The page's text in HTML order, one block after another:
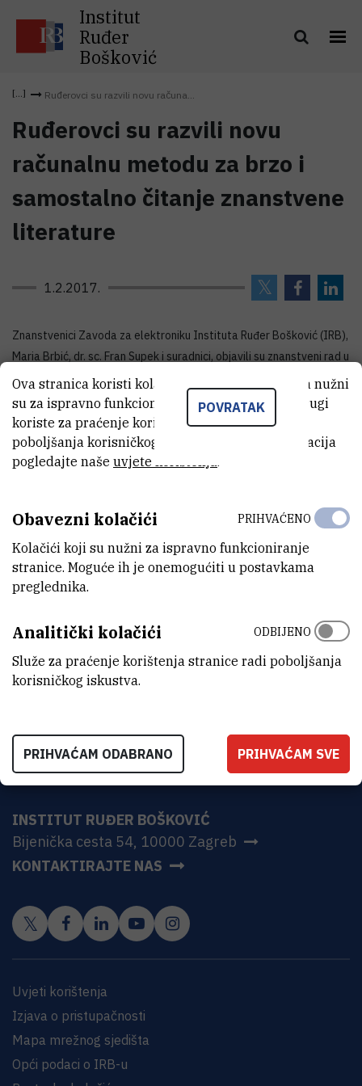
Institut
Ruđer
Bošković
Ruđerovci su razvili novu računa...
Ruđerovci su razvili novu
računalnu metodu za brzo i
samostalno čitanje znanstvene
literature
1.2.2017.
Znanstvenici Zavoda za elektroniku Instituta Ruđer Bošković (IRB),
Maria Brbić, dr. sc. Fran Supek i suradnici, objavili su znanstveni rad u
kojem su opisali tehnologije umjetne inteligencije koje samostalno
‘čitaju’ znanstvenu literaturu iz područja mikrobiologije. Rad je
objavljen u uglednom časopisu Nucleic Acids Research. Riječ je o
časopisu koji spada među šest posto najboljih časopisa u kategoriji,
a koji pruža informacije o najnovijim dostignućima u molekularnoj
PRIOPCENJE-Rudjerovci-su-razvili-
novu-racunalnu-metodu-za-brzo-i-
samostalno-citanje-znanstvene-
literature.pdf
(116,7 kB)
INSTITUT RUĐER BOŠKOVIĆ
Bijenička cesta 54, 10000 Zagreb
KONTAKTIRAJTE NAS
Uvjeti korištenja
Izjava o pristupačnosti
Mapa mrežnog sjedišta
Opći podaci o IRB-u
POVRATAK
Ova stranica koristi kolačiće. Neki od tih kolačića nužni
su za ispravno funkcioniranje stranice, dok se drugi
koriste za praćenje korištenja stranice radi
poboljšanja korisničkog iskustva. Za više informacija
pogledajte naše uvjete korištenja.
Obavezni kolačići
Kolačići koji su nužni za ispravno funkcioniranje
stranice. Moguće ih je onemogućiti u postavkama
preglednika.
PRIHVAĆENO
Analitički kolačići
Služe za praćenje korištenja stranice radi poboljšanja
korisničkog iskustva.
ODBIJENO
PRIHVAĆAM ODABRANO PRIHVAĆAM SVE